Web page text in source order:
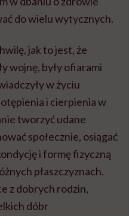
do wielu wytycznych.
jak to jest, że
wojnę, były ofiarami
w życiu
i cierpienia w
tworzyć udane
społecznie, osiągać
i formę fizyczną
płaszczyznach.
z dobrych rodzin,
dóbr